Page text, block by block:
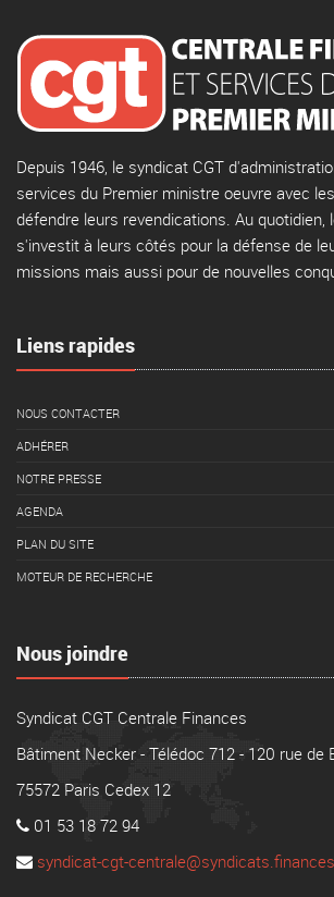
Depuis 1946, le syndicat CGT
services du Premier ministre oeuvre avec
défendre leurs revendications. Au quotidien,
s'investit à leurs côtés pour la défense de
missions mais aussi pour de nouvelles
Liens rapides
NOUS CONTACTER
ADHÉRER
NOTRE PRESSE
AGENDA
PLAN DU SITE
MOTEUR DE RECHERCHE
Nous joindre
Syndicat CGT Centrale Finances
Bâtiment Necker - Télédoc 712 - 120 rue de
75572 Paris Cedex 12
01 53 18 72 94
syndicat-cgt-